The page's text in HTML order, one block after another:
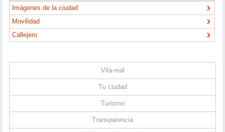
Imágenes de la ciudad
Movilidad
Callejero
Vila-real
Tu ciudad
Turismo
Transparencia